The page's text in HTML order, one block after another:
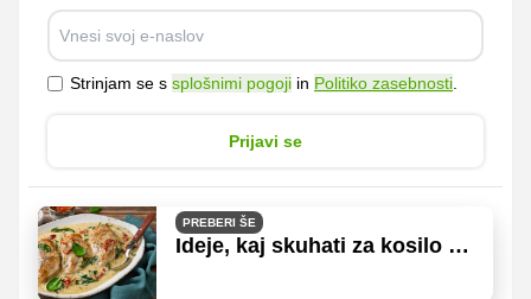
Strinjam se s splošnimi pogoji in Politiko zasebnosti
Prijavi se
PREBERI ŠE
Ideje, kaj skuhati za kosilo v